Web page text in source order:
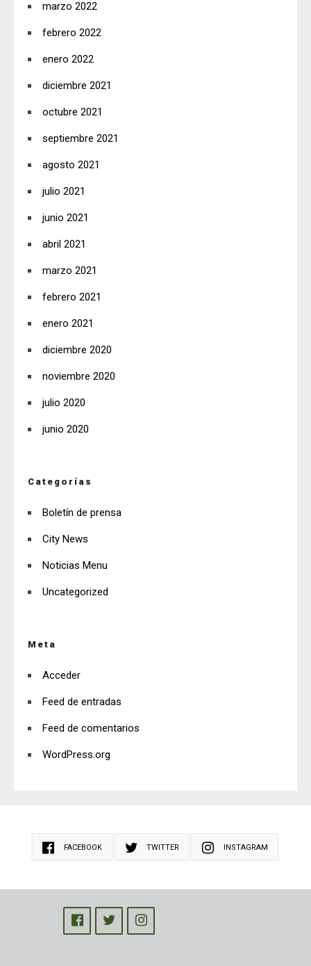
marzo 2022
febrero 2022
enero 2022
diciembre 2021
octubre 2021
septiembre 2021
agosto 2021
julio 2021
junio 2021
abril 2021
marzo 2021
febrero 2021
enero 2021
diciembre 2020
noviembre 2020
julio 2020
junio 2020
Categorías
Boletín de prensa
City News
Noticias Menu
Uncategorized
Meta
Acceder
Feed de entradas
Feed de comentarios
WordPress.org
FACEBOOK TWITTER INSTAGRAM